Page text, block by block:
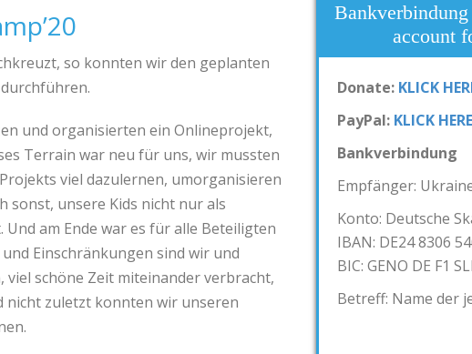
so konnten wir den geplanten
und organisierten ein Onlineprojekt,
Terrain war neu für uns, wir mussten
viel dazulernen, umorganisieren
sonst, unsere Kids nicht nur als
am Ende war es für alle Beteiligten
Einschränkungen sind wir und
schöne Zeit miteinander verbracht,
nicht zuletzt konnten wir unseren
account
Donate: KLICK
PayPal: KLICK HERE
Bankverbindung
Empfänger:
Konto: Deutsche
IBAN: DE24 8306
BIC: GENO DE F1
Betreff: Name der